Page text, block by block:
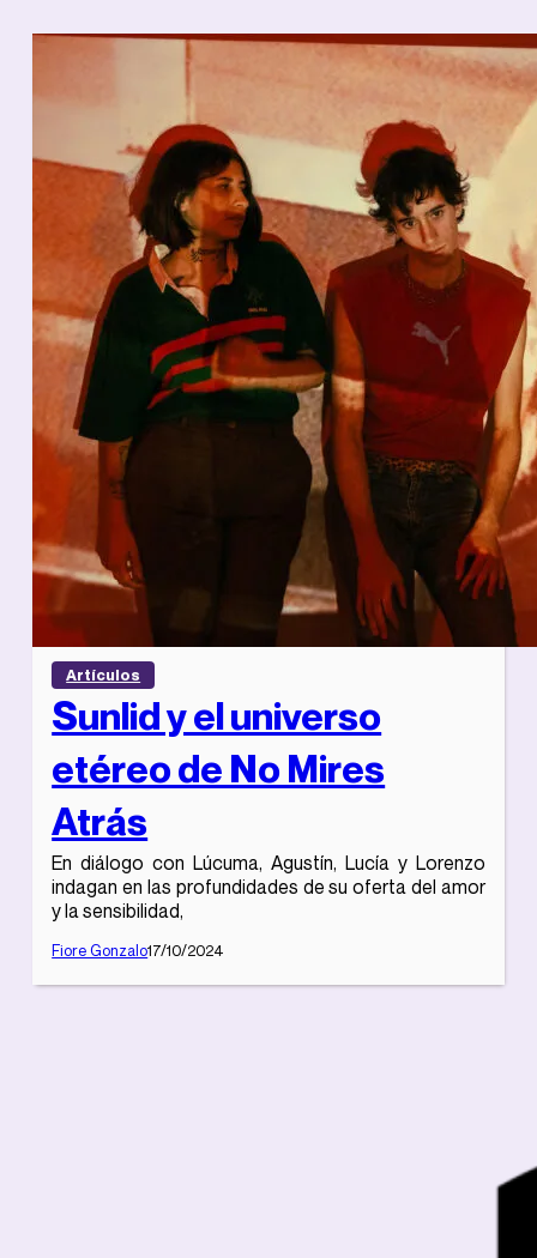
Artículos
Sunlid y el universo
etéreo de No Mires
Atrás
En diálogo con Lúcuma, Agustín, Lucía y Lorenzo
indagan en las profundidades de su oferta del amor
y la sensibilidad,
Fiore Gonzalo17/10/2024